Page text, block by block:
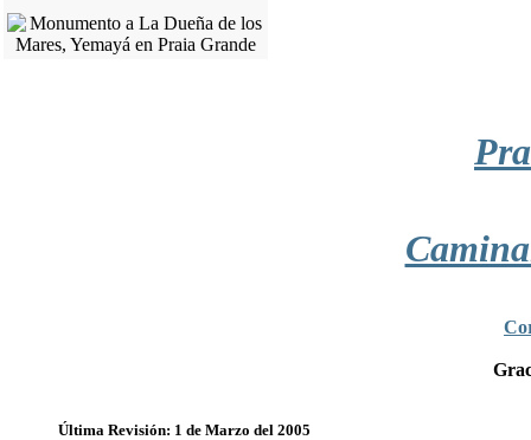
Última Revisión: 1 de Marzo del 2005